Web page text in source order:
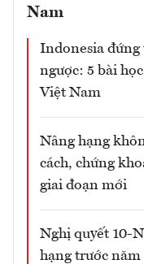
Nam
Indonesia đứng
ngược: 5 bài
Việt Nam
Nâng hạng
cách, chứng
giai đoạn mới
Nghị quyết 10-
hạng trước